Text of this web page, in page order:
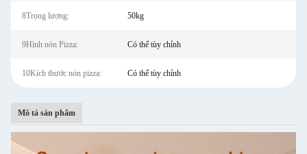
8Trọng lượng: 50kg
9Hình nón Pizza: Có thể tùy chỉnh
10Kích thước nón pizza: Có thể tùy chỉnh
Mô tả sản phẩm